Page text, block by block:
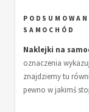
SAMOCHÓD
Naklejki na
oznaczenia
znajdziemy tu
pewno w jakimś